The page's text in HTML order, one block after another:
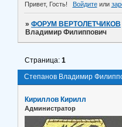
Привет, Гость! Войдитеили
»ФОРУМ ВЕРТОЛЕТЧИКОВ
Владимир Филиппович
Степанов Владимир
Страница:1
Кириллов Кирилл
Администратор